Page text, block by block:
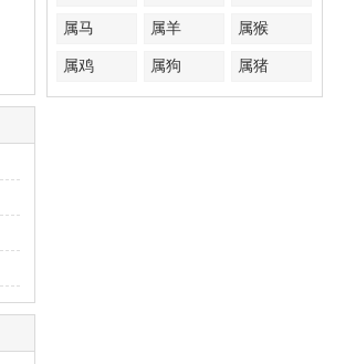
属马 属羊 属猴
属鸡 属狗 属猪